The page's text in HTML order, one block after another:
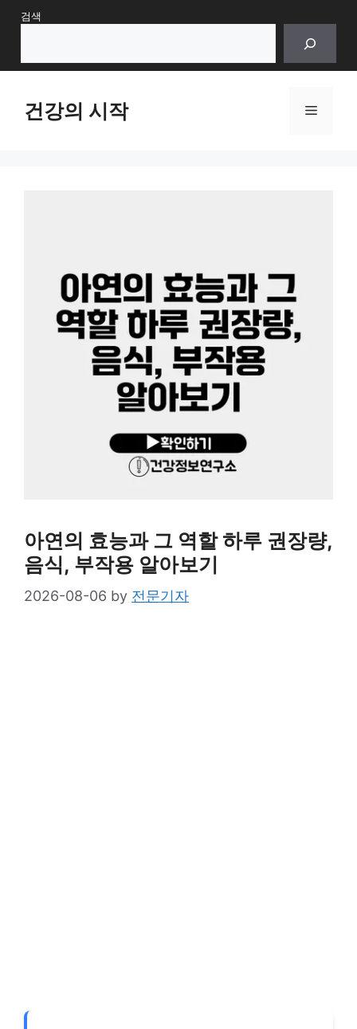
Skip검색
건강의 시작 Menu
아연의 효능과 그 역할 하루 권장량,
음식, 부작용 알아보기
2026-08-06 by 전문기자